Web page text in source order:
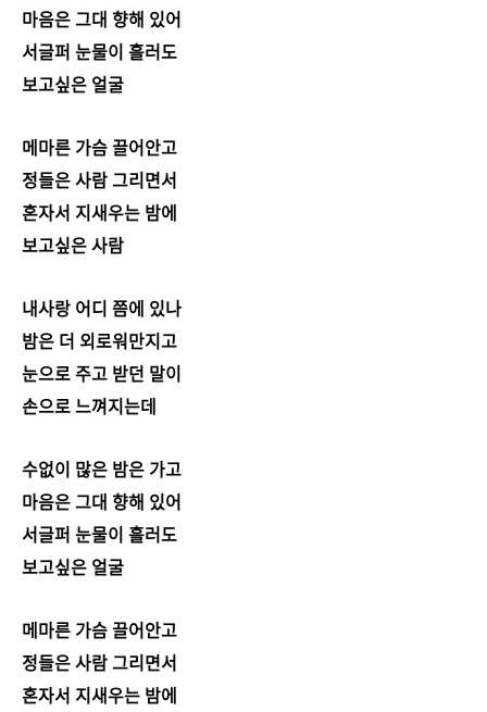
마음은 그대 향해 있어
서글퍼 눈물이 흘러도
보고싶은 얼굴
메마른 가슴 끌어안고
정들은 사람 그리면서
혼자서 지새우는 밤에
보고싶은 사람
내사랑 어디 쯤에 있나
밤은 더 외로워만지고
눈으로 주고 받던 말이
손으로 느껴지는데
수없이 많은 밤은 가고
마음은 그대 향해 있어
서글퍼 눈물이 흘러도
보고싶은 얼굴
메마른 가슴 끌어안고
정들은 사람 그리면서
혼자서 지새우는 밤에